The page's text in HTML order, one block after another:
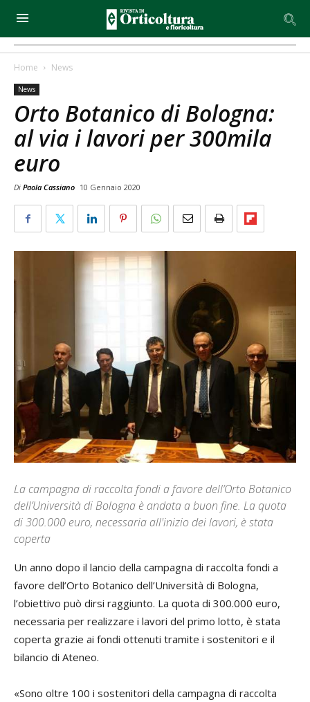
Home News
News
Orto Botanico di Bologna:
al via i lavori per 300mila
euro
Di Paola Cassiano 10 Gennaio 2020
La campagna di raccolta fondi a favore dell’Orto Botanico
dell’Università di Bologna è andata a buon fine. La quota
di 300.000 euro, necessaria all'inizio dei lavori, è stata
coperta
Un anno dopo il lancio della campagna di raccolta fondi a
favore dell’Orto Botanico dell’Università di Bologna,
l’obiettivo può dirsi raggiunto. La quota di 300.000 euro,
necessaria per realizzare i lavori del primo lotto, è stata
coperta grazie ai fondi ottenuti tramite i sostenitori e il
bilancio di Ateneo.
«Sono oltre 100 i sostenitori della campagna di raccolta